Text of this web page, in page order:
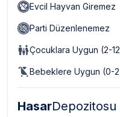
Evcil Hayvan Giremez
Parti Düzenlenemez
Çocuklara Uygun (2-
Bebeklere Uygun (0-
HasarDepozitosu